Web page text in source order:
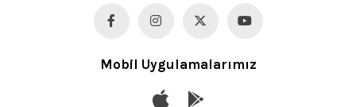
Mobil Uygulamalarımız